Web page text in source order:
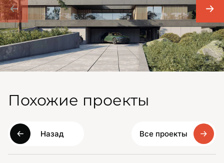
Похожие проекты
Назад Все проекты